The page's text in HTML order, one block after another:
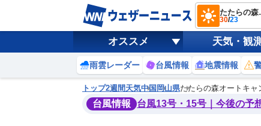
たたらの
30/23
オススメ 天気・観測
雨雲レーダー 台風情報 地震情報
トップ2週間天気中国 岡山県たたらの森オートキャ
台風情報 台風13号・15号｜今後の予